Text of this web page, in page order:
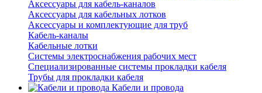
Аксессуары для кабель-каналов
Аксессуары для кабельных лотков
Аксессуары и комплектующие для труб
Кабель-каналы
Кабельные лотки
Системы электроснабжения рабочих мест
Специализированные системы прокладки кабеля
Трубы для прокладки кабеля
Кабели и провода